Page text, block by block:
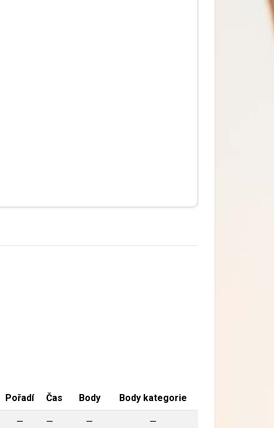
Pořadí Čas Body Body kategorie
— — — —